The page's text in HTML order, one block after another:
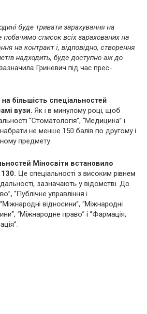
буде тривати зарахування на
побачимо список всіх зарахованих на
на контракт і, відповідно, створення
надходить, буде доступно аж до
Гриневич під час прес-
більшість спеціальностей
вузи. Як і в минулому році, щоб
“Стоматологія”, “Медицина” і
набрати не менше 150 балів по другому і
предмету.
Міносвіти встановило
Це спеціальності з високим рівнем
зазначають у відомстві. До
“Публічне управління і
відносини”, “Міжнародні
“Міжнародне право” і “Фармація,